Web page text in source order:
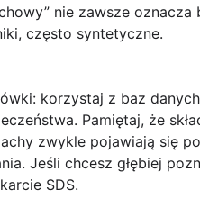
nie zawsze
często syntetyczne.
korzystaj z baz
Pamiętaj, że
zwykle pojawiają się
Jeśli chcesz głębiej
SDS.